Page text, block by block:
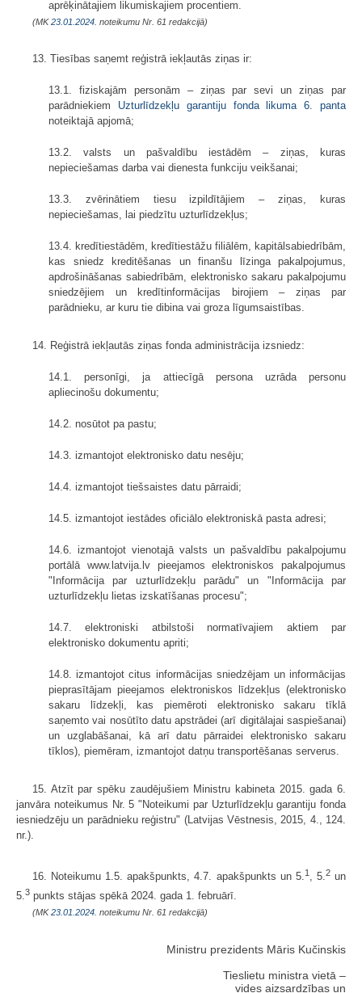
aprēķinātajiem likumiskajiem procentiem.
(MK23.01.2024. noteikumu Nr. 61 redakcijā)
13. Tiesības saņemt reģistrā iekļautās ziņas ir:
13.1. fiziskajām personām – ziņas par sevi un ziņas par
parādniekiem Uzturlīdzekļu garantiju fonda likuma 6. panta
noteiktajā apjomā;
13.2. valsts un pašvaldību iestādēm – ziņas, kuras
nepieciešamas darba vai dienesta funkciju veikšanai;
13.3. zvērinātiem tiesu izpildītājiem – ziņas, kuras
nepieciešamas, lai piedzītu uzturlīdzekļus;
13.4. kredītiestādēm, kredītiestāžu filiālēm, kapitālsabiedrībām,
kas sniedz kreditēšanas un finanšu līzinga pakalpojumus,
apdrošināšanas sabiedrībām, elektronisko sakaru pakalpojumu
sniedzējiem un kredītinformācijas birojiem – ziņas par
parādnieku, ar kuru tie dibina vai groza līgumsaistības.
14. Reģistrā iekļautās ziņas fonda administrācija izsniedz:
14.1. personīgi, ja attiecīgā persona uzrāda personu
apliecinošu dokumentu;
14.2. nosūtot pa pastu;
14.3. izmantojot elektronisko datu nesēju;
14.4. izmantojot tiešsaistes datu pārraidi;
14.5. izmantojot iestādes oficiālo elektroniskā pasta adresi;
14.6. izmantojot vienotajā valsts un pašvaldību pakalpojumu
portālā www.latvija.lv pieejamos elektroniskos pakalpojumus
"Informācija par uzturlīdzekļu parādu" un "Informācija par
uzturlīdzekļu lietas izskatīšanas procesu";
14.7. elektroniski atbilstoši normatīvajiem aktiem par
elektronisko dokumentu apriti;
14.8. izmantojot citus informācijas sniedzējam un informācijas
pieprasītājam pieejamos elektroniskos līdzekļus (elektronisko
sakaru līdzekļi, kas piemēroti elektronisko sakaru tīklā
saņemto vai nosūtīto datu apstrādei (arī digitālajai saspiešanai)
un uzglabāšanai, kā arī datu pārraidei elektronisko sakaru
tīklos), piemēram, izmantojot datņu transportēšanas serverus.
15. Atzīt par spēku zaudējušiem Ministru kabineta 2015. gada 6.
janvāra noteikumus Nr. 5 "Noteikumi par Uzturlīdzekļu garantiju fonda
iesniedzēju un parādnieku reģistru" (Latvijas Vēstnesis, 2015, 4., 124.
nr.).
16. Noteikumu 1.5. apakšpunkts, 4.7. apakšpunkts un 5.1 , 5.2un
5. 3 punkts stājas spēkā 2024. gada 1. februārī.
(MK23.01.2024. noteikumu Nr. 61 redakcijā)
Ministru prezidents Māris Kučinskis
Tieslietu ministra vietā –
vides aizsardzības un